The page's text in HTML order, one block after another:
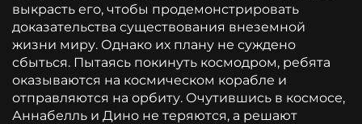
выкрасть его, чтобы продемонстрировать
доказательства существования внеземной
жизни миру. Однако их плану не суждено
сбыться. Пытаясь покинуть космодром, ребята
оказываются на космическом корабле и
отправляются на орбиту. Очутившись в космосе,
Аннабелль и Дино не теряются, а решают